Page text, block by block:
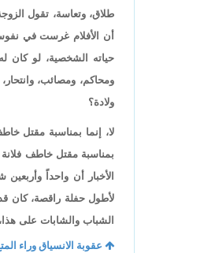
طلاق، وتعاسة، تقول
أن الأفلام غرست في
حياته الشخصية، لو كان
ومحاكم، ومصائب،
ولادة؟
لا، إنما بمناسبة مقتل
بمناسبة مقتل خاطف فلانة
الأخبار أن واحداً
لأطول حفلة راقصة، كان
الشباب والشابات على
عقوبة الانسياق وراء